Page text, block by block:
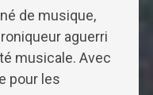
de musique,
aguerri
musicale. Avec
pour les